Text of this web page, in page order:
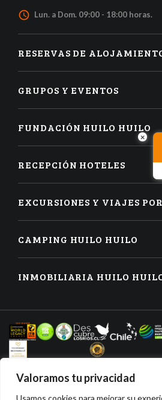
Valoramos tu privacidad
Usamos cookies para mejorar su
access_time Lun. a Dom. 09:00 - 18:00 horas.
RESERVAS DE
GRUPOS Y EVENTOS
FUNDACIÓN HUILO HUILO
RECEPCIÓN HOTELES
EXCURSIONES Y VIAJES
CAMPING HUILO HUILO
INMOBILIARIA HUILO
×